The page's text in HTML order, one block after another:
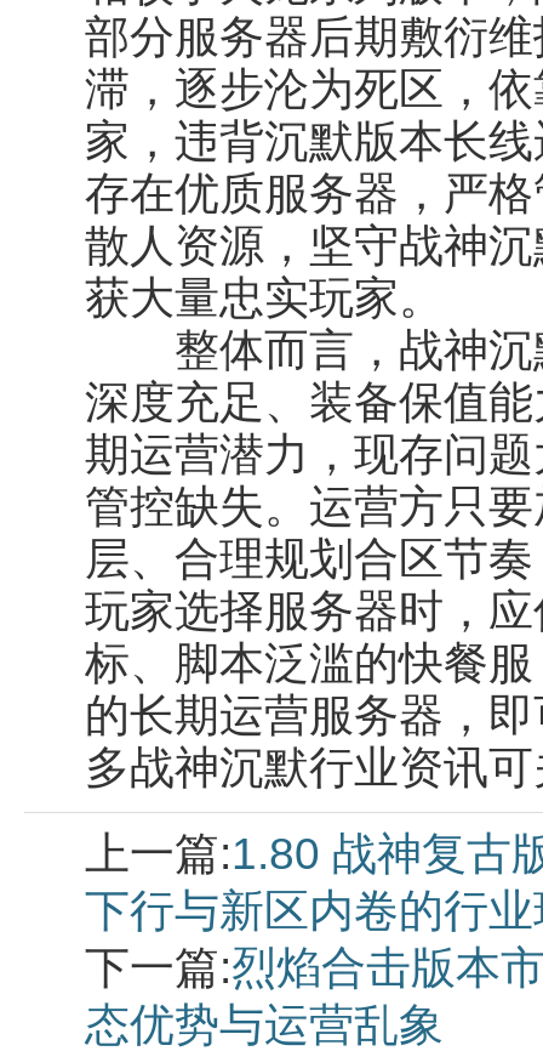
部分服务器后期敷衍
滞，逐步沦为死区，
家，违背沉默版本长
存在优质服务器，严
散人资源，坚守战神
获大量忠实玩家。
整体而言，战神沉
深度充足、装备保值
期运营潜力，现存问
管控缺失。运营方只
层、合理规划合区节
玩家选择服务器时，
标、脚本泛滥的快餐
的长期运营服务器，
多战神沉默行业资讯
上一篇:1.80 战神复古
下行与新区内卷的行
下一篇:烈焰合击版本
态优势与运营乱象